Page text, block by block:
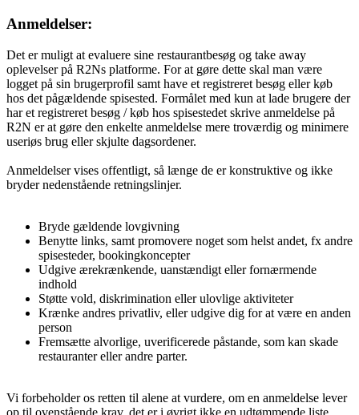
Anmeldelser:
Det er muligt at evaluere sine restaurantbesøg og take away
oplevelser på R2Ns platforme. For at gøre dette skal man være
logget på sin brugerprofil samt have et registreret besøg eller køb
hos det pågældende spisested. Formålet med kun at lade brugere der
har et registreret besøg / køb hos spisestedet skrive anmeldelse på
R2N er at gøre den enkelte anmeldelse mere troværdig og minimere
useriøs brug eller skjulte dagsordener.
Anmeldelser vises offentligt, så længe de er konstruktive og ikke
bryder nedenstående retningslinjer.
Bryde gældende lovgivning
Benytte links, samt promovere noget som helst andet, fx andre
spisesteder, bookingkoncepter
Udgive ærekrænkende, uanstændigt eller fornærmende
indhold
Støtte vold, diskrimination eller ulovlige aktiviteter
Krænke andres privatliv, eller udgive dig for at være en anden
person
Fremsætte alvorlige, uverificerede påstande, som kan skade
restauranter eller andre parter.
Vi forbeholder os retten til alene at vurdere, om en anmeldelse lever
op til ovenstående krav, det er i øvrigt ikke en udtømmende liste.